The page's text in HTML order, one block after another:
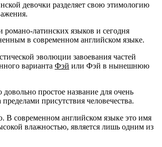
девочки разделяет свою этимологию
латинских языков и сегодня
в современном английском языке.
эволюции завоевания частей
варианта Фэй или Фэй в нынешнюю
простое название для очень
присутствия человечества.
В современном английском языке это имя
влажностью, является лишь одним из